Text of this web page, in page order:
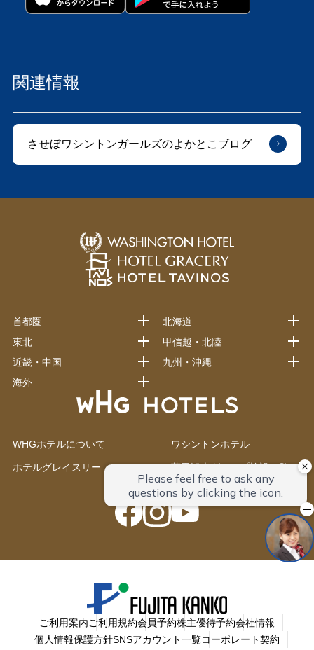
関連情報
させぼワシントンガールズのよかとこブログ
WHGホテルについて ワシントンホテル
ホテルグレイスリー 藤田観光グループ施設一覧
首都圏
北海道
東北
甲信越・北陸
近畿・中国
九州・沖縄
海外
ご利用案内ご利用規約会員予約株主優待予約会社情報
個人情報保護方針SNSアカウント一覧コーポレート契約